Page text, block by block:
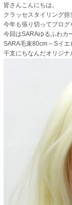
皆さんこんにちは。
クラッセスタイリング担
今年も張り切ってブログ
今回はSARAゆるふわカ
SARA毛束80cm – Sイ
干支にちなんだオリジナ